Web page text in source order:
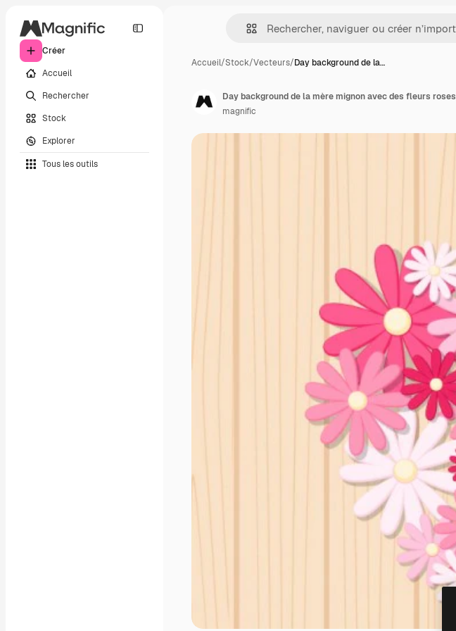
Créer
Accueil
Rechercher
Stock
Explorer
Tous les outils
Accueil/Stock/Vecteurs/Day background de la…
Day background de la mère mignon avec des fleurs roses
magnific